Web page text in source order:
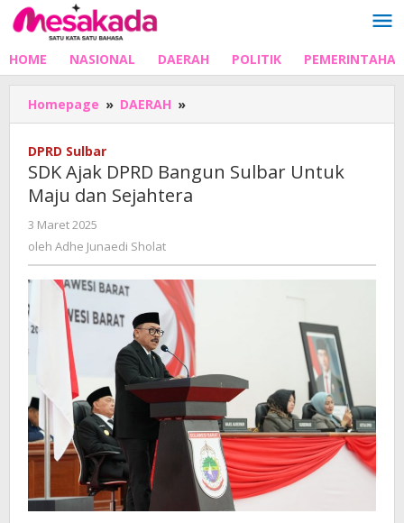
Lewati
ke
HOME NASIONAL DAERAH POLITIK
Homepage » DAERAH »
Ajak
Sulbar
Untuk
DPRD Sulbar
SDK Ajak DPRD Bangun Sulbar Untuk
Maju dan Sejahtera
3 Maret 2025
Adhe
oleh Adhe Junaedi Sholat